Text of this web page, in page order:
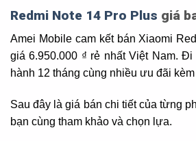
Redmi Note 14 Pro Plus giá
Amei Mobile cam kết bán Xiaomi
giá 6.950.000 ₫ rẻ nhất Việt Nam.
hành 12 tháng cùng nhiều ưu đãi kèm
Sau đây là giá bán chi tiết của từng
bạn cùng tham khảo và chọn lựa.